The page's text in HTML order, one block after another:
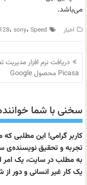
می‌باشد.
اخبار ، sony، Speed
راهبری
نوشته
دریافت نرم افزار مدیریت
Picasa محصول Google
سخنی با شما
کاربر گرامی! این مطلبی
تجربه و تحقیق نویسنده‌ی
به مطلب در سایت، یک امر
یک کار غیر انسانی و دور